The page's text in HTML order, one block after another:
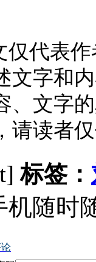
仅代表
文字和
、文字
请读者
标签：
机随时